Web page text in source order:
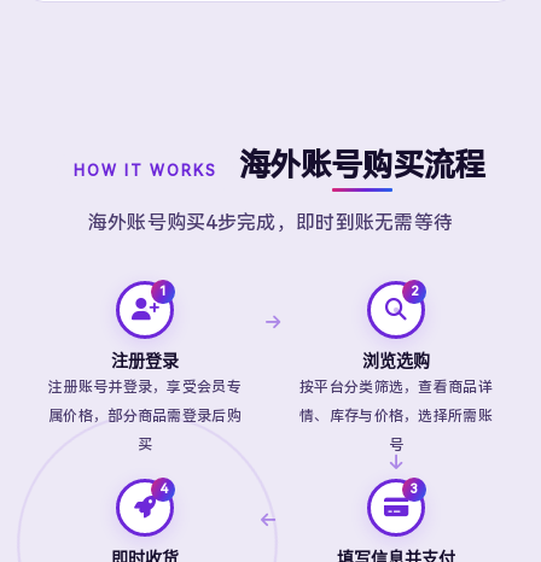
HOW IT WORKS 海外账号购买流程
海外账号购买4步完成，即时到账无需等待
注册登录
注册账号并登录，享受会员专
属价格，部分商品需登录后购
买
浏览选购
按平台分类筛选，查看商品详
情、库存与价格，选择所需账
号